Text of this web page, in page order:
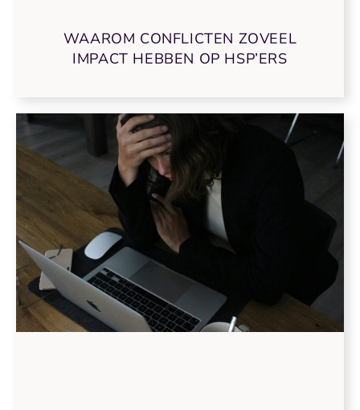
WAAROM CONFLICTEN ZOVEEL
IMPACT HEBBEN OP HSP’ERS